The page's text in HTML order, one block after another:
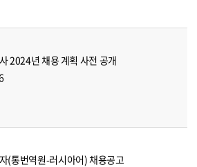
2024년 채용 계획 사전 공개
(통번역원-러시아어) 채용공고